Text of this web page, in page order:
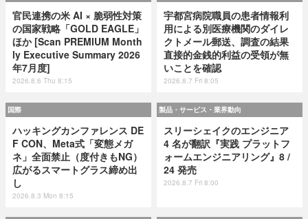
官民連携の米 AI × 脆弱性対策
の国家戦略「GOLD EAGLE」
ほか [Scan PREMIUM Month
ly Executive Summary 2026
年7月度]
2026.8.6 Thu 8:15
宇都宮病院職員の患者情報利
用による別医療機関のダイレ
クトメール郵送、調査の結果
直接的金銭的利益の受領が無
いことを確認
2026.8.7 Fri 8:05
国際
ハッキングカンファレンス DE
F CON、Meta式「変態メガ
ネ」全面禁止（度付きもNG）
広がるスマートグラス締め出
し
2026.8.3 Mon 8:15
製品・サービス・業界動向
スリーシェイクのエンジニア
4 名が翻訳『実践 プラットフ
ォームエンジニアリング』8 /
24 発売
2026.8.7 Fri 8:00